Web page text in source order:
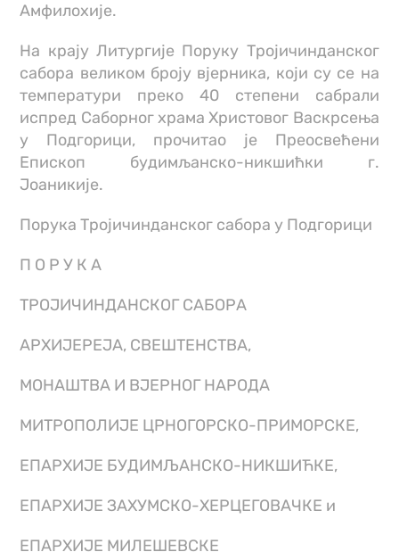
Амфилохије.
На крају Литургије Поруку Тројичинданског
сабора великом броју вјерника, који су cе на
температури преко 40 степени сабрали
испред Саборног храма Христовог Васкрсења
у Подгорици, прочитао је Преосвећени
Епископ будимљанско-никшићки г.
Јоаникије.
Порука Тројичинданског сабора у Подгорици
П О Р У К А
ТРОЈИЧИНДАНСКОГ САБОРА
АРХИЈЕРЕЈА, СВЕШТЕНСТВА,
МОНАШТВА И ВЈЕРНОГ НАРОДА
МИТРОПОЛИЈЕ ЦРНОГОРСКО-ПРИМОРСКЕ,
ЕПАРХИЈЕ БУДИМЉАНСКО-НИКШИЋКЕ,
ЕПАРХИЈЕ ЗАХУМСКО-ХЕРЦЕГОВАЧКЕ и
ЕПАРХИЈЕ МИЛЕШЕВСКЕ